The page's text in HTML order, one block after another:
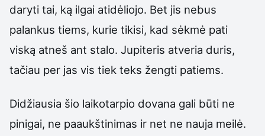
daryti tai, ką ilgai atidėliojo. Bet jis nebus
palankus tiems, kurie tikisi, kad sėkmė pati
viską atneš ant stalo. Jupiteris atveria duris,
tačiau per jas vis tiek teks žengti patiems.
Didžiausia šio laikotarpio dovana gali būti ne
pinigai, ne paaukštinimas ir net ne nauja meilė.